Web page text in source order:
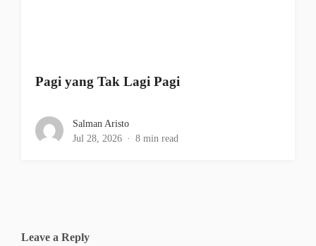
Pagi yang Tak Lagi Pagi
Salman Aristo
Jul 28, 2026
8 min read
Leave a Reply